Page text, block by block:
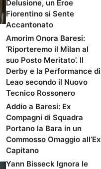
Delusione, un Eroe
Fiorentino si Sente
Accantonato
Amorim Onora Baresi:
‘Riporteremo il Milan al
suo Posto Meritato’. Il
Derby e la Performance di
Leao secondo il Nuovo
Tecnico Rossonero
Addio a Baresi: Ex
Compagni di Squadra
Portano la Bara in un
Commosso Omaggio all’Ex
Capitano
Yann Bisseck Ignora le